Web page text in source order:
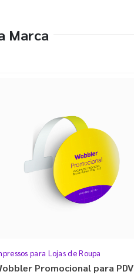
Marca
para Lojas de Roupa
Promocional para PDV